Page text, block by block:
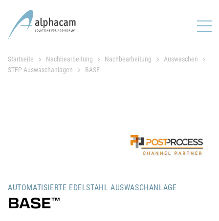
Startseite Nachbearbeitung Nachbearbeitung
Auswaschen
STEP-Auswaschanlagen
BASE
AUTOMATISIERTE EDELSTAHL AUSWASCHANLAGE
BASE™